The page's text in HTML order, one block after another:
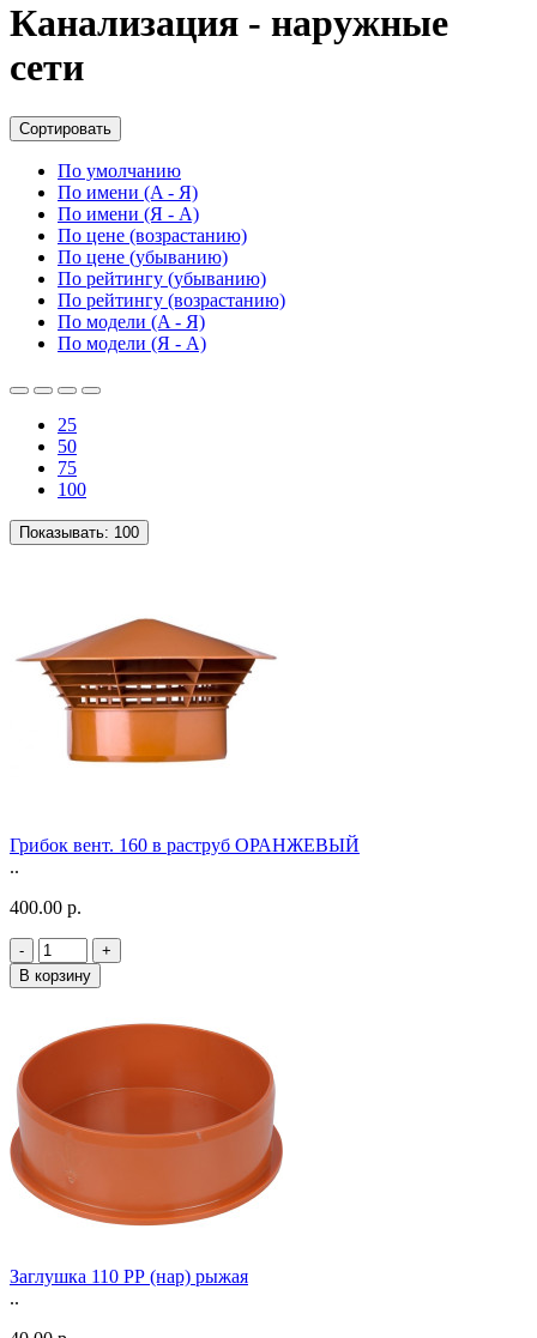
Канализация - наружные
сети
Сортировать
По умолчанию
По имени (A - Я)
По имени (Я - A)
По цене (возрастанию)
По цене (убыванию)
По рейтингу (убыванию)
По рейтингу (возрастанию)
По модели (A - Я)
По модели (Я - A)
25
50
75
100
Показывать: 100
Грибок вент. 160 в раструб ОРАНЖЕВЫЙ
..
400.00 р.
-
+
В корзину
Заглушка 110 РР (нар) рыжая
..